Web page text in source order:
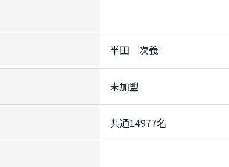
半田 次義
未加盟
共通14977名